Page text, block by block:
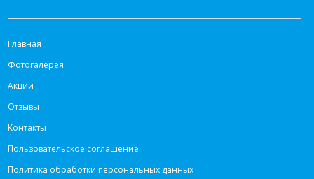
Главная
Фотогалерея
Акции
Отзывы
Контакты
Пользовательское соглашение
Политика обработки персональных данных